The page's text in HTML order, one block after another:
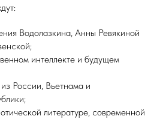
Водолазкина, Анны Ревякиной
интеллекте и будущем
России, Вьетнама и
литературе, современной